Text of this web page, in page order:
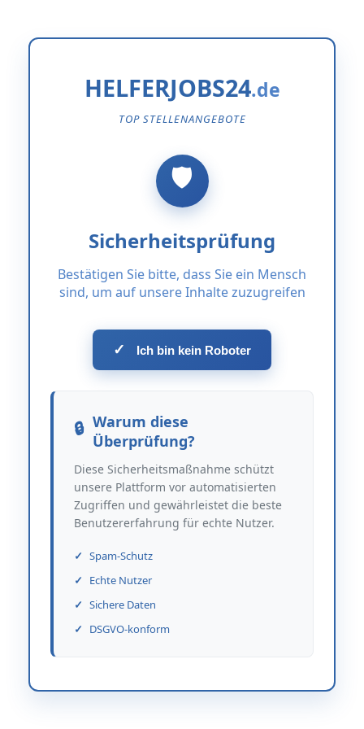
HELFERJOBS24
TOP STELLENANGEBOTE
Sicherheitsprüfung
Bestätigen Sie bitte, dass Sie ein Mensch
sind, um auf unsere Inhalte zuzugreifen
✓ Ich bin kein Roboter
Warum diese
Überprüfung?
Diese Sicherheitsmaßnahme schützt
unsere Plattform vor automatisierten
Zugriffen und gewährleistet die beste
Benutzererfahrung für echte Nutzer.
Spam-Schutz
Echte Nutzer
Sichere Daten
DSGVO-konform